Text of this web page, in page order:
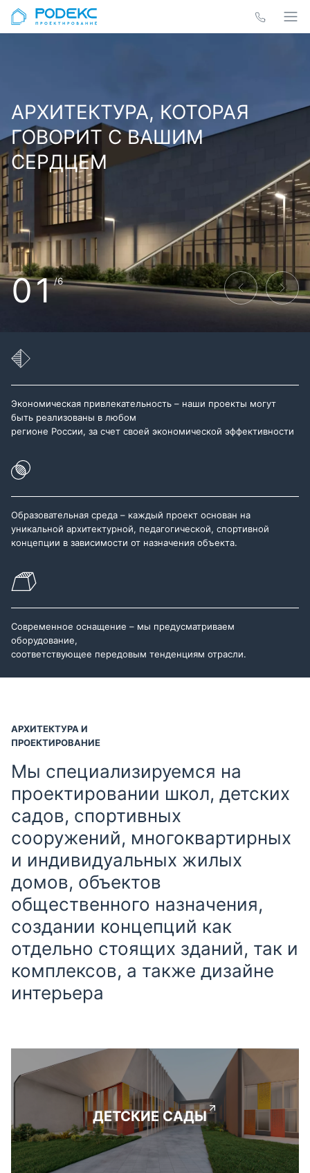
АРХИТЕКТУРА, КОТОРАЯ
ГОВОРИТ С ВАШИМ
СЕРДЦЕМ
01/6
Экономическая привлекательность – наши проекты могут
быть реализованы в любом
регионе России, за счет своей экономической эффективности
Образовательная среда – каждый проект основан на
уникальной архитектурной, педагогической, спортивной
концепции в зависимости от назначения объекта.
Современное оснащение – мы предусматриваем
оборудование,
соответствующее передовым тенденциям отрасли.
АРХИТЕКТУРА И
ПРОЕКТИРОВАНИЕ
Мы специализируемся на
проектировании школ, детских
садов, спортивных
сооружений, многоквартирных
и индивидуальных жилых
домов, объектов
общественного назначения,
создании концепций как
отдельно стоящих зданий, так и
комплексов, а также дизайне
интерьера
ДЕТСКИЕ САДЫ